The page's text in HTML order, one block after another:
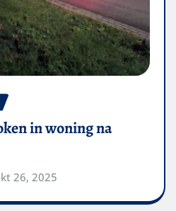
in woning na
26, 2025